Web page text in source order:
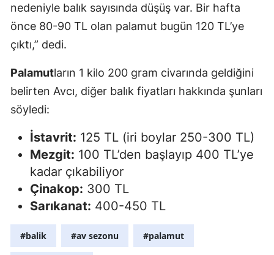
Manisa
Mardin
Muğla
Nevşehir
nedeniyle balık sayısında düşüş var. Bir hafta
önce 80-90 TL olan palamut bugün 120 TL’ye
çıktı,” dedi.
Palamutların 1 kilo 200 gram civarında geldiğini
belirten Avcı, diğer balık fiyatları hakkında şunları
söyledi:
İstavrit: 125 TL (iri boylar 250-300 TL)
Mezgit: 100 TL’den başlayıp 400 TL’ye
kadar çıkabiliyor
Çinakop: 300 TL
Sarıkanat: 400-450 TL
#balik #av sezonu #palamut